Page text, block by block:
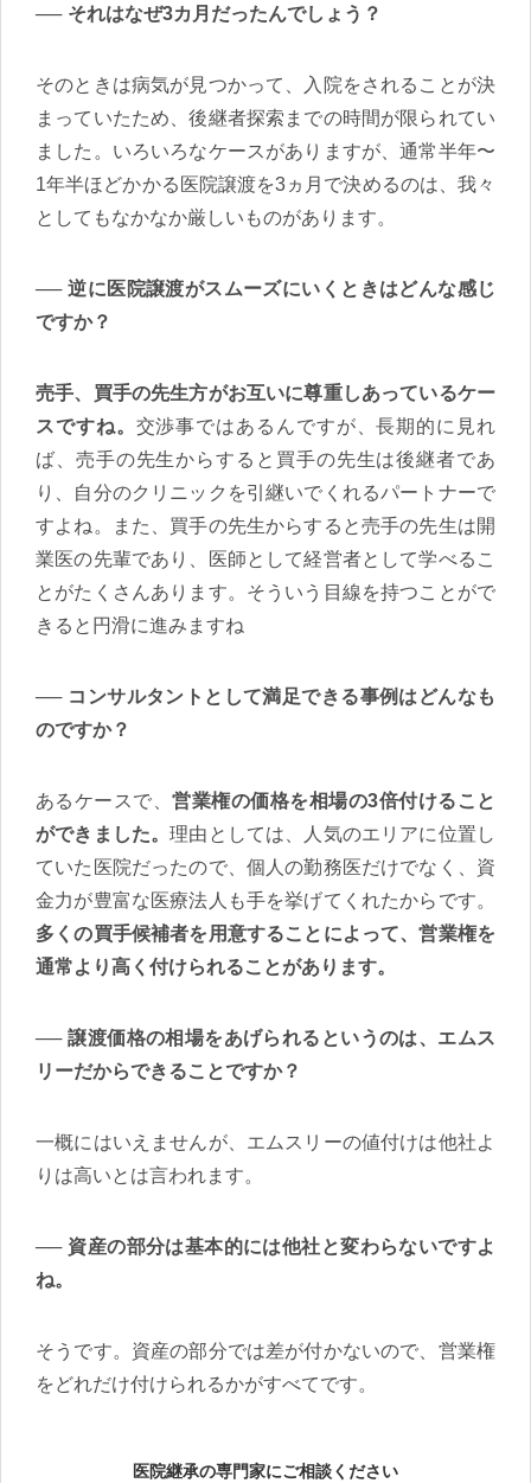
それはなぜ3カ月だったんでしょう？
そのときは病気が見つかって、入院をされることが決
まっていたため、後継者探索までの時間が限られてい
ました。いろいろなケースがありますが、通常半年〜
1年半ほどかかる医院譲渡を3ヵ月で決めるのは、我々
としてもなかなか厳しいものがあります。
逆に医院譲渡がスムーズにいくときはどんな感じ
ですか？
売手、買手の先生方がお互いに尊重しあっているケー
スですね。 交渉事ではあるんですが、長期的に見れ
ば、売手の先生からすると買手の先生は後継者であ
り、自分のクリニックを引継いでくれるパートナーで
すよね。また、買手の先生からすると売手の先生は開
業医の先輩であり、医師として経営者として学べるこ
とがたくさんあります。そういう目線を持つことがで
きると円滑に進みますね
コンサルタントとして満足できる事例はどんなも
のですか？
あるケースで、営業権の価格を相場の3倍付けること
ができました。理由としては、人気のエリアに位置し
ていた医院だったので、個人の勤務医だけでなく、資
金力が豊富な医療法人も手を挙げてくれたからです。
多くの買手候補者を用意することによって、営業権を
通常より高く付けられることがあります。
譲渡価格の相場をあげられるというのは、エムス
リーだからできることですか？
一概にはいえませんが、エムスリーの値付けは他社よ
りは高いとは言われます。
資産の部分は基本的には他社と変わらないですよ
ね。
そうです。資産の部分では差が付かないので、営業権
をどれだけ付けられるかがすべてです。
医院継承の専門家にご相談ください